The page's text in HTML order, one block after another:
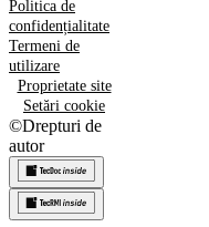
Politica de
confidențialitate
Termeni de
utilizare
Proprietate site
Setări cookie
©Drepturi de
autor